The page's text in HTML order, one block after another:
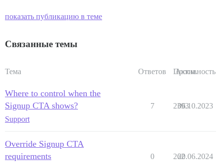
показать публикацию в теме
Связанные темы
Тема Ответов Просм.
Активность
Where to control when the
Signup CTA shows?
Support
7 2393
06.10.2023
Override Signup CTA
requirements
0 262
20.06.2024